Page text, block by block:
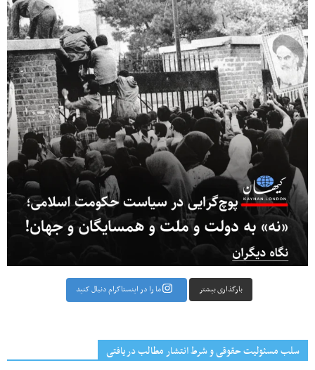
بارگذاری بیشتر ما را در اینستاگرام دنبال کنید
سلب مسئولیت حقوقی و شرط انتشار مطالب دریافتی